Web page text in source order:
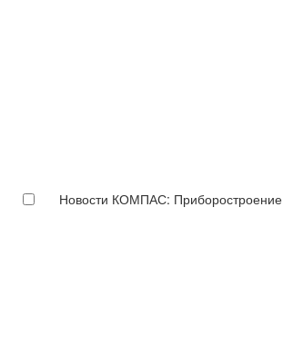
Новости КОМПАС: Приборостроение